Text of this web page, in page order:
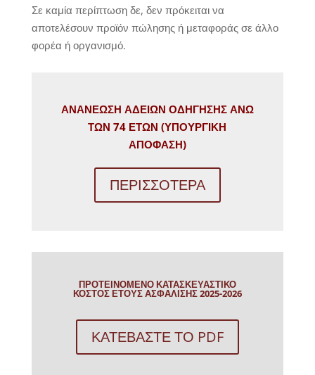
Σε καμία περίπτωση δε, δεν πρόκειται να
αποτελέσουν προϊόν πώλησης ή μεταφοράς σε άλλο
φορέα ή οργανισμό.
ΑΝΑΝΕΩΣΗ ΑΔΕΙΩΝ ΟΔΗΓΗΣΗΣ ΑΝΩ
ΤΩΝ 74 ΕΤΩΝ(ΥΠΟΥΡΓΙΚΗ
ΑΠΟΦΑΣΗ)
ΠΕΡΙΣΣΟΤΕΡΑ
ΠΡΟΤΕΙΝΟΜΕΝΟ ΚΑΤΑΣΚΕΥΑΣΤΙΚΟ
ΚΟΣΤΟΣ ΕΤΟΥΣ ΑΣΦΑΛΙΣΗΣ 2025-2026
ΚΑΤΕΒΑΣΤΕ ΤΟ PDF